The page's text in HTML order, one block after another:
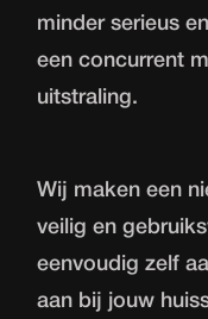
minder serieus
een concurrent
uitstraling.
Wij maken een
veilig en
eenvoudig zelf
aan bij jouw